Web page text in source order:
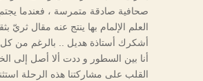
صحافية صادقة متمرسة ، فعندما
العلم الإلمام بها ينتج عنه مقال ثريّ
أشكرك أستاذة هديل .. بالرغم من كل
أنا بين السطور و ددت ألا أصل إلى
القلب على مشاركتنا هذه الرحلة